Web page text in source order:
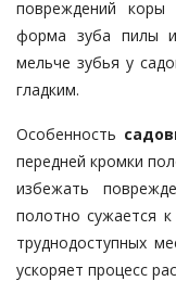
повреждений коры
форма зуба пилы
мельче зубья у
гладким.
Особенность
передней кромки
избежать
полотно сужается
труднодоступных
ускоряет процесс